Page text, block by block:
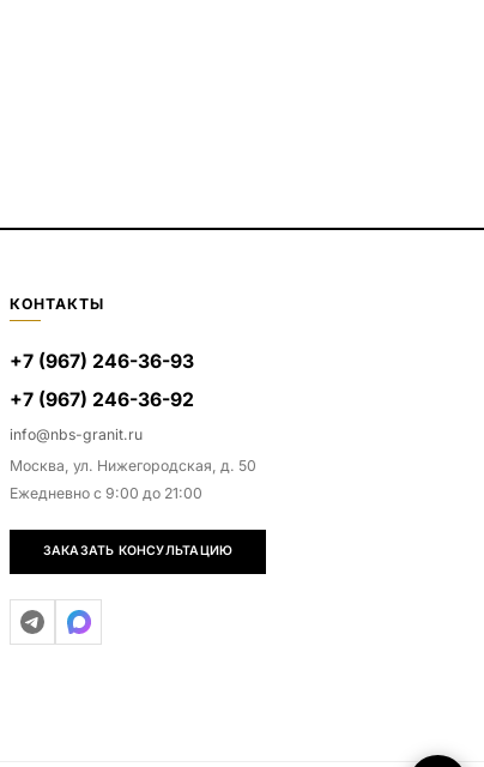
КОНТАКТЫ
+7 (967) 246-36-93
+7 (967) 246-36-92
info@nbs-granit.ru
Москва, ул. Нижегородская, д. 50
Ежедневно с 9:00 до 21:00
ЗАКАЗАТЬ КОНСУЛЬТАЦИЮ